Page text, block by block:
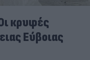
κρυφές
Εύβοιας